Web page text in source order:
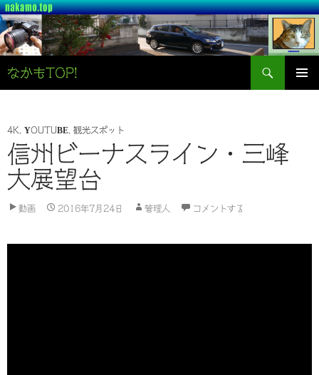
なかもTOP!
検
索
ン
ツ
へ
ス
キ
ッ
4K YOUTUBE 観光スポット
信州ビーナスライン・三峰
大展望台
動画 2016年7月24日 管理人 コメントする